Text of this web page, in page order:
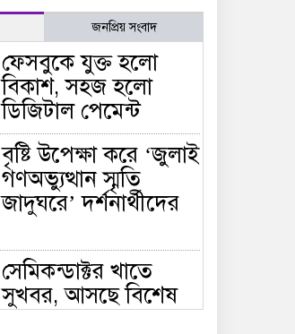
জনপ্রিয় সংবাদ
ফেসবুকে যুক্ত হলো
বিকাশ, সহজ হলো
ডিজিটাল পেমেন্ট
বৃষ্টি উপেক্ষা করে ‘জুলাই
গণঅভ্যুত্থান স্মৃতি
জাদুঘরে’ দর্শনার্থীদের
সেমিকন্ডাক্টর খাতে
সুখবর, আসছে বিশেষ
প্রণোদনা